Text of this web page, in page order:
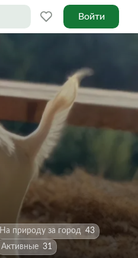
Войти
На природу за город 43
Активные 31